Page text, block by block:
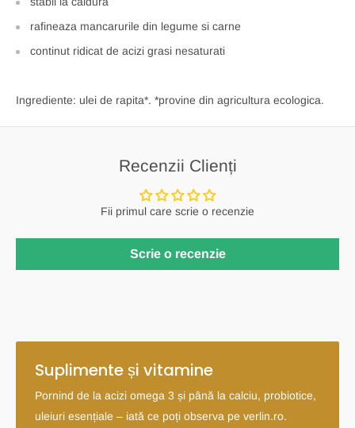
rafineaza mancarurile din legume si carne
continut ridicat de acizi grasi nesaturati
Ingrediente: ulei de rapita*. *provine din agricultura ecologica.
Recenzii Clienți
Fii primul care scrie o recenzie
Scrie o recenzie
Suplimente și vitamine
Pornind de la acizi omega 3 și până la calciu, probiotice,
uleiuri esențiale – iată ce poți observa pe verlin.ro.